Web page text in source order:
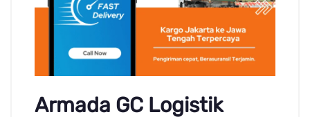
Armada GC Logistik